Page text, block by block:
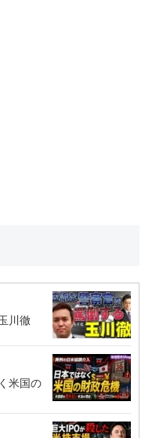
川徹
米国の